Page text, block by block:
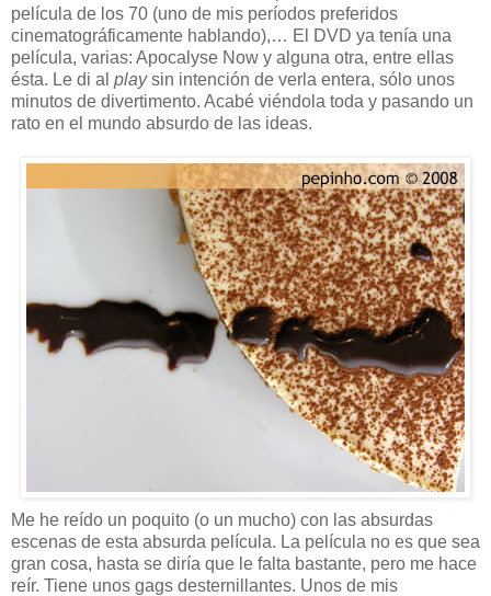
película de los 70 (uno de mis períodos preferidos
cinematográficamente hablando),… El DVD ya tenía una
película, varias: Apocalyse Now y alguna otra, entre ellas
ésta. Le di al playsin intención de verla entera, sólo unos
minutos de divertimento. Acabé viéndola toda y pasando un
rato en el mundo absurdo de las ideas.
Me he reído un poquito (o un mucho) con las absurdas
escenas de esta absurda película. La película no es que sea
gran cosa, hasta se diría que le falta bastante, pero me hace
reír. Tiene unos gags desternillantes. Unos de mis